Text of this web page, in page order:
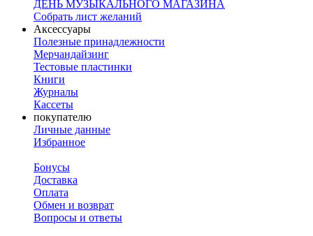
ДЕНЬ МУЗЫКАЛЬНОГО МАГАЗИНА
Собрать лист желаний
Аксессуары
Полезные принадлежности
Мерчандайзинг
Тестовые пластинки
Книги
Журналы
Кассеты
покупателю
Личные данные
Избранное
Бонусы
Доставка
Оплата
Обмен и возврат
Вопросы и ответы